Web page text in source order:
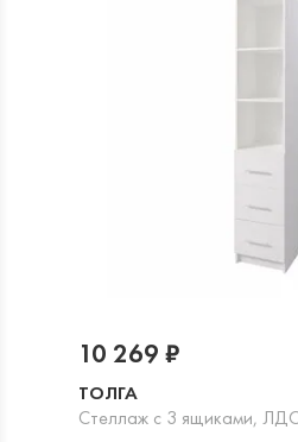
ТОЛГА
Стеллаж с 3 ящиками,
10 269 ₽